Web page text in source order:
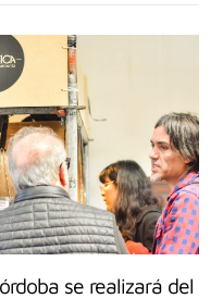
se realizará del